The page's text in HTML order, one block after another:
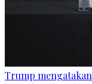
Trump